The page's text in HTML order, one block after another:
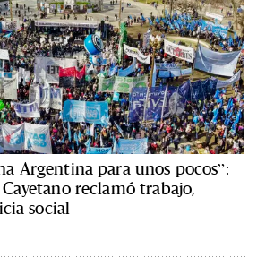
Argentina para unos pocos”:
reclamó trabajo,
social